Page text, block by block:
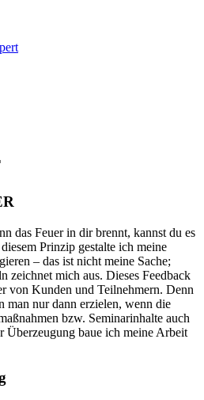
das Feuer in dir brennt, kannst du es
Prinzip gestalte ich meine
– das ist nicht meine Sache;
zeichnet mich aus. Dieses Feedback
von Kunden und Teilnehmern. Denn
man nur dann erzielen, wenn die
bzw. Seminarinhalte auch
Überzeugung baue ich meine Arbeit